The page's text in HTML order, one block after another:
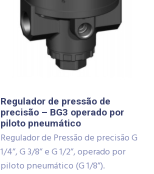
Regulador de pressão de
precisão – BG3 operado por
piloto pneumático
Regulador de Pressão de precisão G
1/4”, G 3/8” e G 1/2”, operado por
piloto pneumático (G 1/8”).